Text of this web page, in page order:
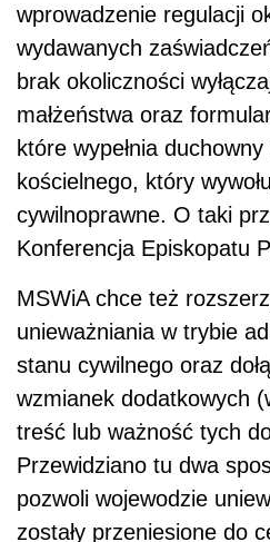
wprowadzenie regulacji
wydawanych
brak okoliczności
małżeństwa oraz
które wypełnia
kościelnego, który
cywilnoprawne. O taki
Konferencja Episkopatu
MSWiA chce też
unieważniania w trybie
stanu cywilnego oraz
wzmianek dodatkowych
treść lub ważność tych
Przewidziano tu dwa
pozwoli wojewodzie
zostały przeniesione do